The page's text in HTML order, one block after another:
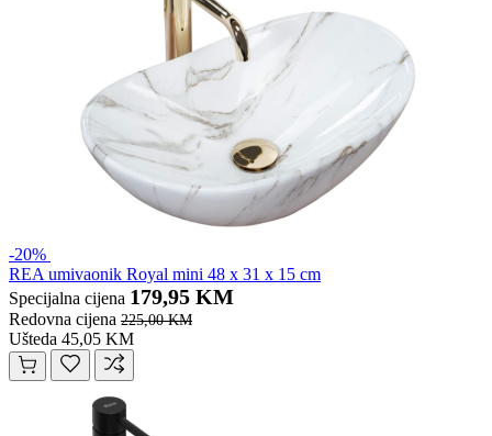
-20%
REA umivaonik Royal mini 48 x 31 x 15 cm
Specijalna cijena 179,95 KM
Redovna cijena 225,00 KM
Ušteda 45,05 KM